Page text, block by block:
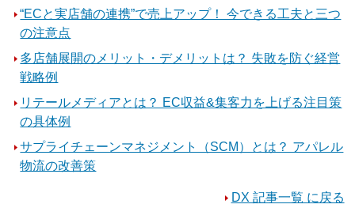
“ECと実店舗の連携”で売上アップ！ 今できる工夫と三つ
の注意点
多店舗展開のメリット・デメリットは？ 失敗を防ぐ経営
戦略例
リテールメディアとは？ EC収益&集客力を上げる注目策
の具体例
サプライチェーンマネジメント（SCM）とは？ アパレル
物流の改善策
DX 記事一覧 に戻る